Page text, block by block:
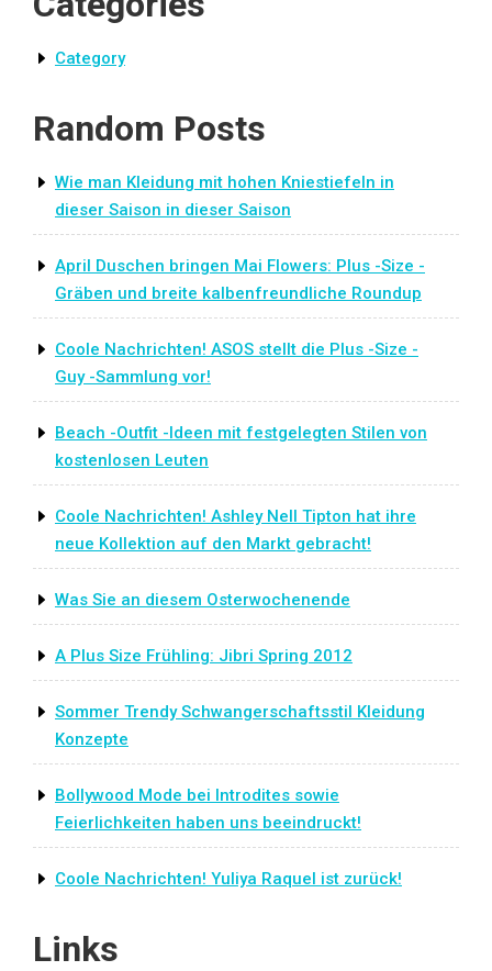
Category
Random Posts
Wie man Kleidung mit hohen Kniestiefeln in
dieser Saison in dieser Saison
April Duschen bringen Mai Flowers: Plus -Size -
Gräben und breite kalbenfreundliche Roundup
Coole Nachrichten! ASOS stellt die Plus -Size -
Guy -Sammlung vor!
Beach -Outfit -Ideen mit festgelegten Stilen von
kostenlosen Leuten
Coole Nachrichten! Ashley Nell Tipton hat ihre
neue Kollektion auf den Markt gebracht!
Was Sie an diesem Osterwochenende
A Plus Size Frühling: Jibri Spring 2012
Sommer Trendy Schwangerschaftsstil Kleidung
Konzepte
Bollywood Mode bei Introdites sowie
Feierlichkeiten haben uns beeindruckt!
Coole Nachrichten! Yuliya Raquel ist zurück!
Links